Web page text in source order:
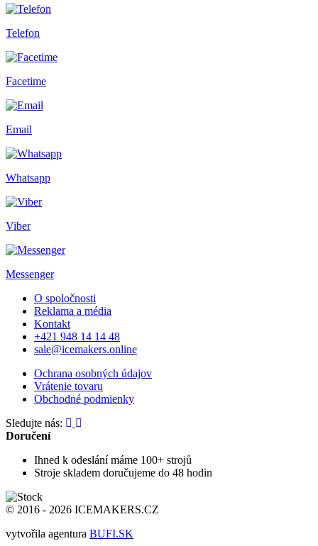
Telefon
Facetime
Email
Whatsapp
Viber
Messenger
O spoločnosti
Reklama a média
Kontakt
+421 948 14 14 48
sale@icemakers.online
Ochrana osobných údajov
Vrátenie tovaru
Obchodné podmienky
Sledujte nás:
Doručení
Ihned k odeslánímáme 100+ strojů
Stroje skladem doručujeme do 48 hodin
© 2016 - 2026 ICEMAKERS.CZ
vytvořila agentura BUFI.SK